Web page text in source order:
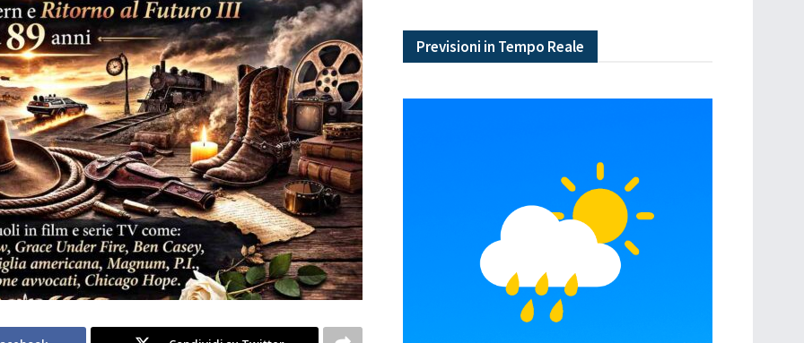
Previsioni in Tempo Reale